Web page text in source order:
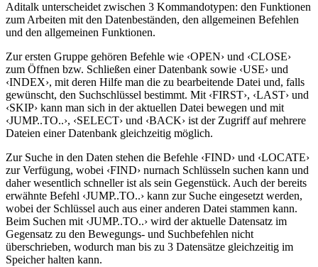
Aditalk unterscheidet zwischen 3 Kommandotypen: den Funktionen
zum Arbeiten mit den Datenbeständen, den allgemeinen Befehlen
und den allgemeinen Funktionen.
Zur ersten Gruppe gehören Befehle wie ‹OPEN› und ‹CLOSE›
zum Öffnen bzw. Schließen einer Datenbank sowie ‹USE› und
‹INDEX›, mit deren Hilfe man die zu bearbeitende Datei und, falls
gewünscht, den Suchschlüssel bestimmt. Mit ‹FIRST›, ‹LAST› und
‹SKIP› kann man sich in der aktuellen Datei bewegen und mit
‹JUMP..TO..›, ‹SELECT› und ‹BACK› ist der Zugriff auf mehrere
Dateien einer Datenbank gleichzeitig möglich.
Zur Suche in den Daten stehen die Befehle ‹FIND› und ‹LOCATE›
zur Verfügung, wobei ‹FIND› nurnach Schlüsseln suchen kann und
daher wesentlich schneller ist als sein Gegenstück. Auch der bereits
erwähnte Befehl ‹JUMP..TO..› kann zur Suche eingesetzt werden,
wobei der Schlüssel auch aus einer anderen Datei stammen kann.
Beim Suchen mit ‹JUMP..TO..› wird der aktuelle Datensatz im
Gegensatz zu den Bewegungs- und Suchbefehlen nicht
überschrieben, wodurch man bis zu 3 Datensätze gleichzeitig im
Speicher halten kann.